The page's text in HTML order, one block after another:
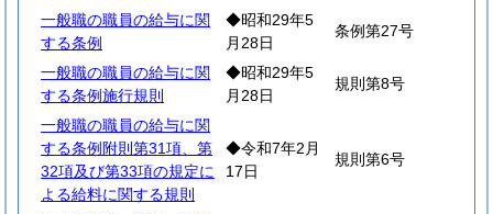
一般職の職員の給与に関
する条例
◆昭和29年5
月28日
条例第27号
一般職の職員の給与に関
する条例施行規則
◆昭和29年5
月28日
規則第8号
一般職の職員の給与に関
する条例附則第31項、第
32項及び第33項の規定に
よる給料に関する規則
◆令和7年2月
17日
規則第6号